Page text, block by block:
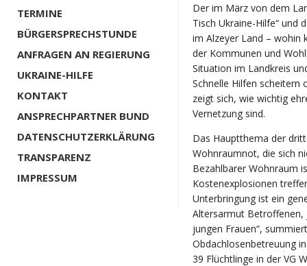
TERMINE
BÜRGERSPRECHSTUNDE
ANFRAGEN AN REGIERUNG
UKRAINE-HILFE
KONTAKT
ANSPRECHPARTNER BUND
DATENSCHUTZERKLÄRUNG
TRANSPARENZ
IMPRESSUM
Der im März von dem
Tisch Ukraine-Hilfe“ und
im Alzeyer Land – wohin
der Kommunen und
Situation im Landkreis
Schnelle Hilfen scheitern
zeigt sich, wie wichtig
Vernetzung sind.
Das Hauptthema der
Wohnraumnot, die sich
Bezahlbarer Wohnraum
Kostenexplosionen
Unterbringung ist ein
Altersarmut Betroffenen,
jungen Frauen“,
Obdachlosenbetreuung
39 Flüchtlinge in der VG